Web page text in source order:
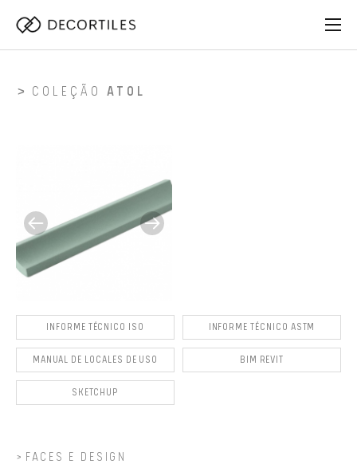
COLEÇÃO ATOL
INFORME TÉCNICO ISO INFORME TÉCNICO ASTM
MANUAL DE LOCALES DE USO BIM REVIT
SKETCHUP
FACES E DESIGN